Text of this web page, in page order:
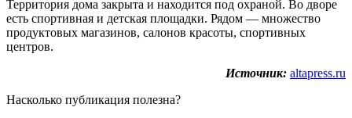
Территория дома закрыта и находится под охраной. Во дворе
есть спортивная и детская площадки. Рядом — множество
продуктовых магазинов, салонов красоты, спортивных
центров.
Источник: altapress.ru
Насколько публикация полезна?